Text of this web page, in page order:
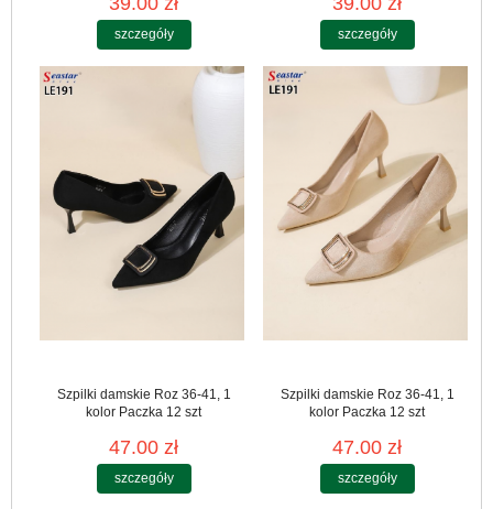
szczegóły szczegóły
Szpilki damskie Roz 36-41, 1
kolor Paczka 12 szt
47.00 zł
szczegóły
Szpilki damskie Roz 36-41, 1
kolor Paczka 12 szt
47.00 zł
szczegóły